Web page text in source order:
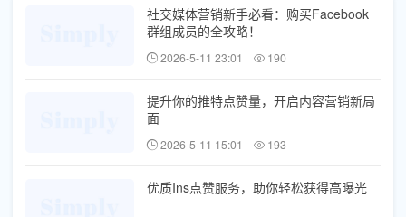
社交媒体营销新手必看：购买Facebook
群组成员的全攻略！
2026-5-11 23:01 190
提升你的推特点赞量，开启内容营销新局
面
2026-5-11 15:01 193
优质Ins点赞服务，助你轻松获得高曝光